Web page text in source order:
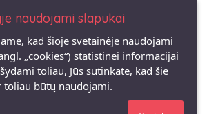
naudojami slapukai
kad šioje svetainėje naudojami
„cookies“) statistinei informacijai
toliau, Jūs sutinkate, kad šie
toliau būtų naudojami.